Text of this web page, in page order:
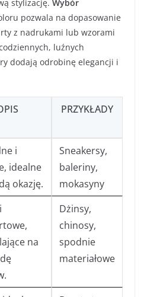
stylizację. Wybór
pozwala na dopasowanie
z nadrukami lub wzorami
luźnych
dodają odrobinę elegancji i
PRZYKŁADY
i
idealne
okazję.
Sneakersy,
baleriny,
mokasyny
na
Dżinsy,
chinosy,
spodnie
materiałowe